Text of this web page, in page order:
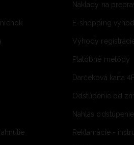
Náklady na
E-shopping
Výhody
Platobné metódy
Darčeková karta 4F
Odstúpenie od
Nahlás
Reklamácie -